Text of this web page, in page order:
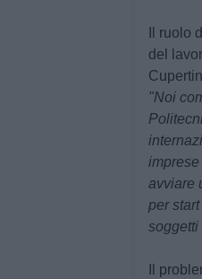
Il ruolo
del
"Noi
avviare
per
soggetti
Il